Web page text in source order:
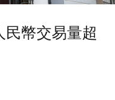
民幣交易量超